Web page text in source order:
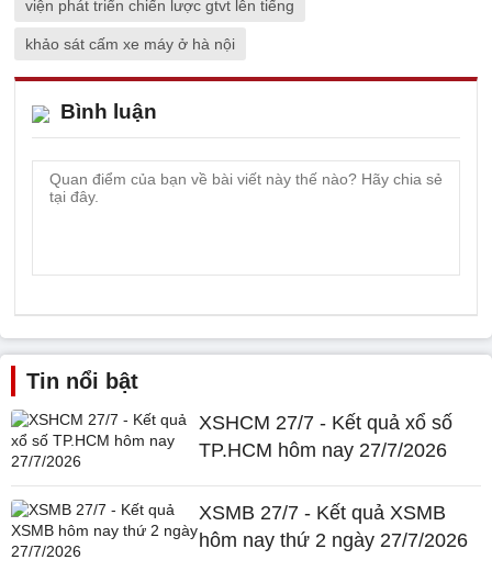
viện phát triển chiến lược gtvt lên tiếng
khảo sát cấm xe máy ở hà nội
Bình luận
Tin nổi bật
XSHCM 27/7 - Kết quả xổ số
TP.HCM hôm nay 27/7/2026
XSMB 27/7 - Kết quả XSMB
hôm nay thứ 2 ngày 27/7/2026